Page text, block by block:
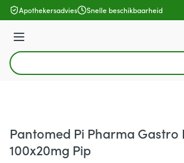
Ga naar de inhoud
Apothekersadvies Snelle beschikbaarheid
Menu
Product, merk, categorie...
Pantomed Pi Pharma Gastro
100x20mg Pip